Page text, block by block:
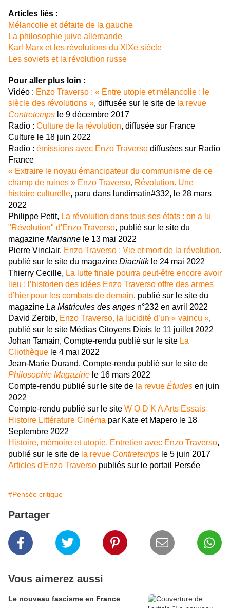
Articles liés :
Mélancolie et défaite de la gauche
La philosophie juive allemande
Karl Marx et les révolutions du XIXe siècle
Les soviets et la révolution russe
Pour aller plus loin :
Vidéo : Enzo Traverso : « Entre utopie et mélancolie : le
siècle des révolutions », diffusée sur le site de la revue
Contretemps le 9 décembre 2017
Radio : Culture de la révolution, diffusée sur France
Culture le 18 juin 2022
Radio : émissions avec Enzo Traverso diffusées sur Radio
France
« Extraire le noyau émancipateur du communisme de ce
champ de ruines » Enzo Traverso, Révolution. Une
histoire culturelle, paru dans lundimatin#332, le 28 mars
2022
Philippe Petit, La révolution dans tous ses états : on a lu
"Révolution" d'Enzo Traverso, publié sur le site du
magazine Marianne le 13 mai 2022
Pierre Vinclair, Enzo Traverso : Vie et mort de la révolution,
publié sur le site du magazine Diacritikle 24 mai 2022
Thierry Cecille, La lutte finale pourra peut-être encore avoir
lieu : l’historien des idées Enzo Traverso offre des armes
d’hier pour les combats de demain, publié sur le site du
magazine La Matricules des anges n°232 en avril 2022
David Zerbib, Enzo Traverso, la lucidité d’un « vaincu »,
publié sur le site Médias Citoyens Diois le 11 juillet 2022
Johan Tamain, Compte-rendu publié sur le site La
Cliothèque le 4 mai 2022
Jean-Marie Durand, Compte-rendu publié sur le site de
Philosophie Magazine le 16 mars 2022
Compte-rendu publié sur le site de la revue Études en juin
2022
Compte-rendu publié sur le site W O D K A Arts Essais
Histoire Littérature Cinéma par Kate et Mapero le 18
Septembre 2022
Histoire, mémoire et utopie. Entretien avec Enzo Traverso,
publié sur le site de la revue Contretemps le 5 juin 2017
Articles d'Enzo Traverso publiés sur le portail Persée
#Pensée critique
Partager
Vous aimerez aussi
Le nouveau fascisme en France